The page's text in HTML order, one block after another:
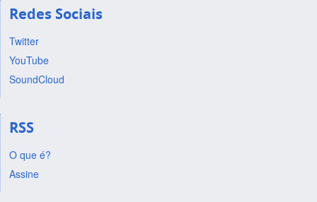
Redes Sociais
Twitter
YouTube
SoundCloud
RSS
O que é?
Assine